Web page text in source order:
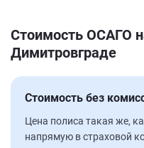
Стоимость ОСАГО
Димитровграде
Стоимость без
Цена полиса такая же,
напрямую в страховой